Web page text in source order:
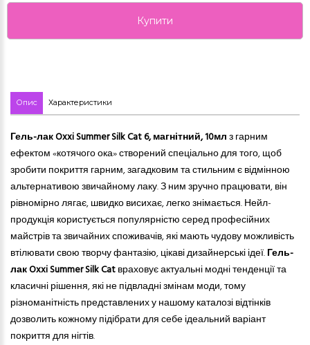
Купити
Опис Характеристики
Гель-лак Oxxi Summer Silk Cat 6, магнітний, 10млз гарним
ефектом «котячого ока» створений спеціально для того, щоб
зробити покриття гарним, загадковим та стильним є відмінною
альтернативою звичайному лаку. З ним зручно працювати, він
рівномірно лягає, швидко висихає, легко знімається. Нейл-
продукція користується популярністю серед професійних
майстрівтазвичайних споживачів, які мають чудову можливість
втілювати свою творчу фантазію, цікаві дизайнерські ідеї.Гель-
лак OxxiSummer Silk Catвраховує актуальні модні тенденції та
класичні рішення, які не підвладні змінам моди, тому
різноманітність представлених у нашому каталозі відтінків
дозволить кожному підібрати для себе ідеальний варіант
покриття для нігтів.